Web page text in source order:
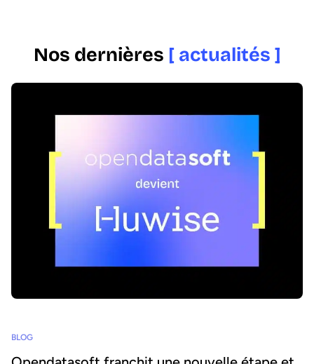
Nos dernières [ actualités ]
BLOG